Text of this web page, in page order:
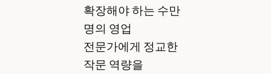
확장해야 하는 수만
명의 영업
전문가에게 정교한
작문 역량을